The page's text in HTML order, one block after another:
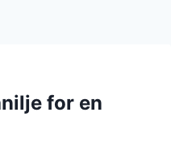
for en